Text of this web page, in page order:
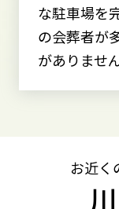
な駐車場を
の会葬者が
がありません
お近く